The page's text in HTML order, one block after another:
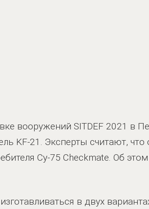
вооружений SITDEF 2021 в
KF-21. Эксперты считают,
Су-75 Checkmate. Об этом
в двух